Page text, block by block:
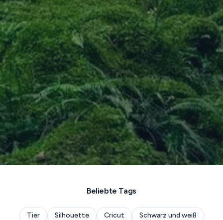
Beliebte Tags
Tier Silhouette Cricut Schwarz und weiß